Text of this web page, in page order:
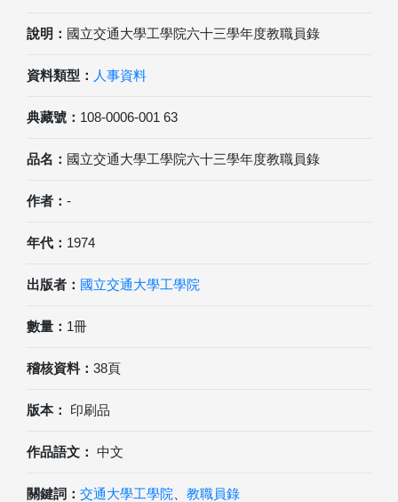
說明： 國立交通大學工學院六十三學年度教職員錄
資料類型： 人事資料
典藏號： 108-0006-001 63
品名： 國立交通大學工學院六十三學年度教職員錄
作者： -
年代： 1974
出版者： 國立交通大學工學院
數量： 1冊
稽核資料： 38頁
版本： 印刷品
作品語文： 中文
關鍵詞： 交通大學工學院 教職員錄